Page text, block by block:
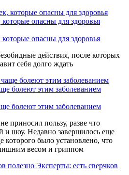
опасны для здоровья
опасны для здоровья
действия, после которых
себя долго ждать
болеют этим заболеванием
болеют этим заболеванием
приносил пользу, разве что
и шоу. Недавно завершилось еще
которого было установлено, что
весом и гриппом
Эксперты: есть сверчков